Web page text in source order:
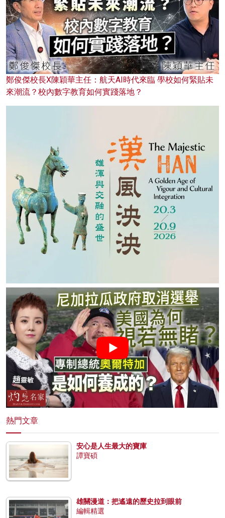
鄭俊傑校長X陳穎華主任：航天AI時代來臨 學校如何緊貼未
來潮流？校內數字教育如何實踐落地？
熱門文章
安心是人生最大的寶庫
譚寶碩
雄關漫道：把遙遠的歷史拉到眼前
編輯精選